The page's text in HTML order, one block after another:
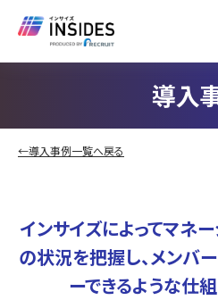
導入
←導入事例一覧へ戻る
インサイズによってマネ
の状況を把握し、メンバ
ーできるような仕